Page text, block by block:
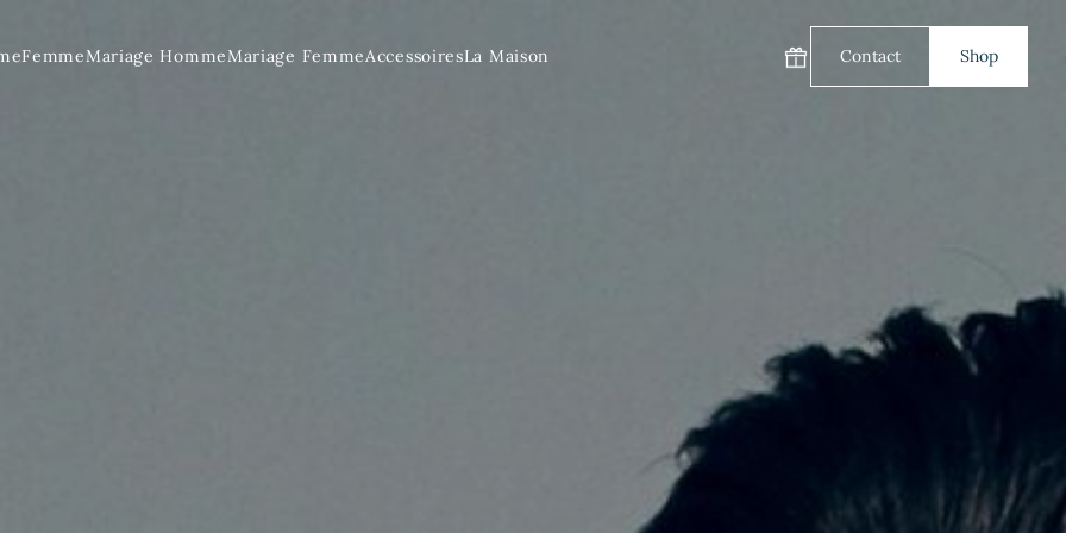
FemmeMariage HommeMariage FemmeAccessoiresLa Maison Carte cadeau
Contact Shop